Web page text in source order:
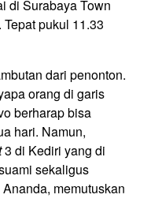
di Surabaya Town
pukul 11.33
dari penonton.
orang di garis
berharap bisa
hari. Namun,
3 di Kediri yang di
sekaligus
memutuskan